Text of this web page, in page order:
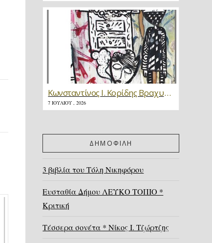
Κωνσταντίνος Ι. Κορίδης Βραχυγραφίες * Κριτική
7 ΙΟΥΛΊΟΥ , 2026
ΔΗΜΟΦΙΛΗ
3 βιβλία του Τόλη Νικηφόρου
Ευσταθία Δήμου ΛΕΥΚΟ ΤΟΠΙΟ *
Κριτική
Τέσσερα σονέτα * Νίκος Ι. Τζώρτζης